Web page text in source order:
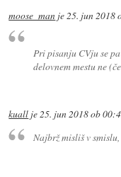
moose_man je25. jun 2018
Pri pisanju CVju se
delovnem mestu ne
kuall je25. jun 2018 ob
Najbrž misliš v